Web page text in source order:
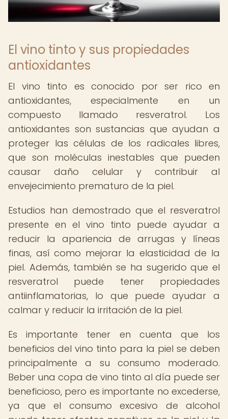
El vino tinto y sus propiedades
antioxidantes
El vino tinto es conocido por ser rico en
antioxidantes, especialmente en un
compuesto llamado resveratrol. Los
antioxidantes son sustancias que ayudan a
proteger las células de los radicales libres,
que son moléculas inestables que pueden
causar daño celular y contribuir al
envejecimiento prematuro de la piel.
Estudios han demostrado que el resveratrol
presente en el vino tinto puede ayudar a
reducir la apariencia de arrugas y líneas
finas, así como mejorar la elasticidad de la
piel. Además, también se ha sugerido que el
resveratrol puede tener propiedades
antiinflamatorias, lo que puede ayudar a
calmar y reducir la irritación de la piel.
Es importante tener en cuenta que los
beneficios del vino tinto para la piel se deben
principalmente a su consumo moderado.
Beber una copa de vino tinto al día puede ser
beneficioso, pero es importante no excederse,
ya que el consumo excesivo de alcohol